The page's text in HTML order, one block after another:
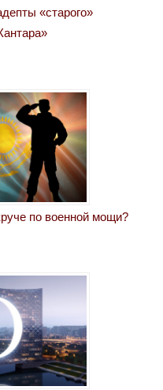
«старого»
по военной мощи?